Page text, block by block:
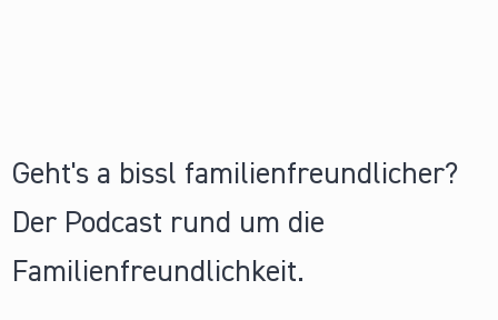
Geht's a bissl familienfreundlicher?
Der Podcast rund um die
Familienfreundlichkeit.